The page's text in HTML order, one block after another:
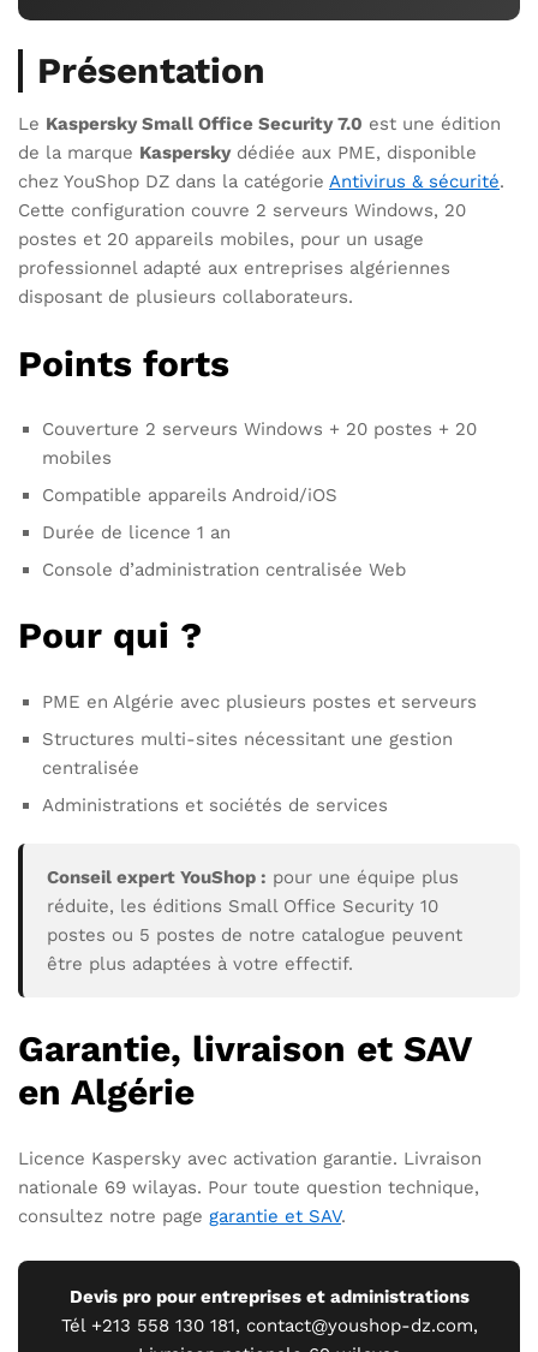
Présentation
Le Kaspersky Small Office Security 7.0 est une édition
de la marque Kasperskydédiée aux PME, disponible
chez YouShop DZ dans la catégorie Antivirus & sécurité.
Cette configuration couvre 2 serveurs Windows, 20
postes et 20 appareils mobiles, pour un usage
professionnel adapté aux entreprises algériennes
disposant de plusieurs collaborateurs.
Points forts
Couverture 2 serveurs Windows + 20 postes + 20
mobiles
Compatible appareils Android/iOS
Durée de licence 1 an
Console d’administration centralisée Web
Pour qui ?
PME en Algérie avec plusieurs postes et serveurs
Structures multi-sites nécessitant une gestion
centralisée
Administrations et sociétés de services
Conseil expert YouShop : pour une équipe plus
réduite, les éditions Small Office Security 10
postes ou 5 postes de notre catalogue peuvent
être plus adaptées à votre effectif.
Garantie, livraison et SAV
en Algérie
Licence Kaspersky avec activation garantie. Livraison
nationale 69 wilayas. Pour toute question technique,
consultez notre page garantie et SAV.
Devis pro pour entreprises et administrations
Tél +213 558 130 181, contact@youshop-dz.com,